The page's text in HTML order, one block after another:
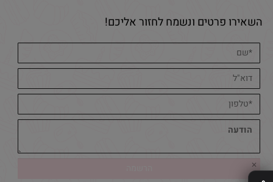
השאירו פרטים ונשמח לחזור אליכם!
✕